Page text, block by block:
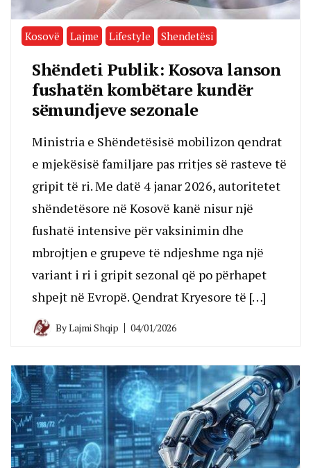
Kosovë Lajme Lifestyle Shendetësi
Shëndeti Publik: Kosova lanson
fushatën kombëtare kundër
sëmundjeve sezonale
Ministria e Shëndetësisë mobilizon qendrat
e mjekësisë familjare pas rritjes së rasteve të
gripit të ri. Me datë 4 janar 2026, autoritetet
shëndetësore në Kosovë kanë nisur një
fushatë intensive për vaksinimin dhe
mbrojtjen e grupeve të ndjeshme nga një
variant i ri i gripit sezonal që po përhapet
shpejt në Evropë. Qendrat Kryesore të […]
ByLajmi Shqip 04/01/2026